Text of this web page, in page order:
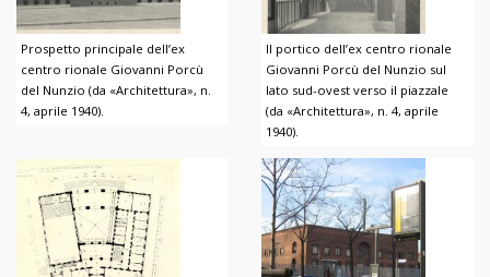
Prospetto principale dell’ex
centro rionale Giovanni Porcù
del Nunzio (da «Architettura», n.
4, aprile 1940).
Il portico dell’ex centro rionale
Giovanni Porcù del Nunzio sul
lato sud-ovest verso il piazzale
(da «Architettura», n. 4, aprile
1940).